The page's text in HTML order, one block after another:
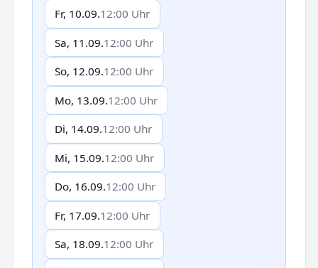
Fr, 10.09.12:00 Uhr
Sa, 11.09.12:00 Uhr
So, 12.09.12:00 Uhr
Mo, 13.09.12:00 Uhr
Di, 14.09.12:00 Uhr
Mi, 15.09.12:00 Uhr
Do, 16.09.12:00 Uhr
Fr, 17.09.12:00 Uhr
Sa, 18.09.12:00 Uhr